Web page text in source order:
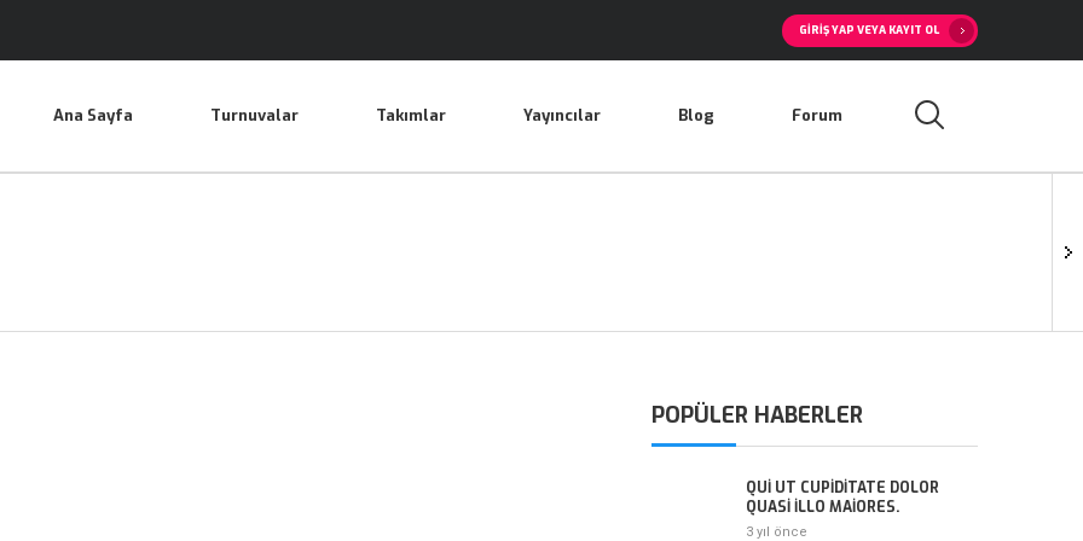
GIRIŞ YAP VEYA KAYIT OL
Ana Sayfa Turnuvalar Takımlar Yayıncılar Blog Forum
POPÜLER HABERLER
QUI UT CUPIDITATE DOLOR
QUASI ILLO MAIORES.
3 yıl önce